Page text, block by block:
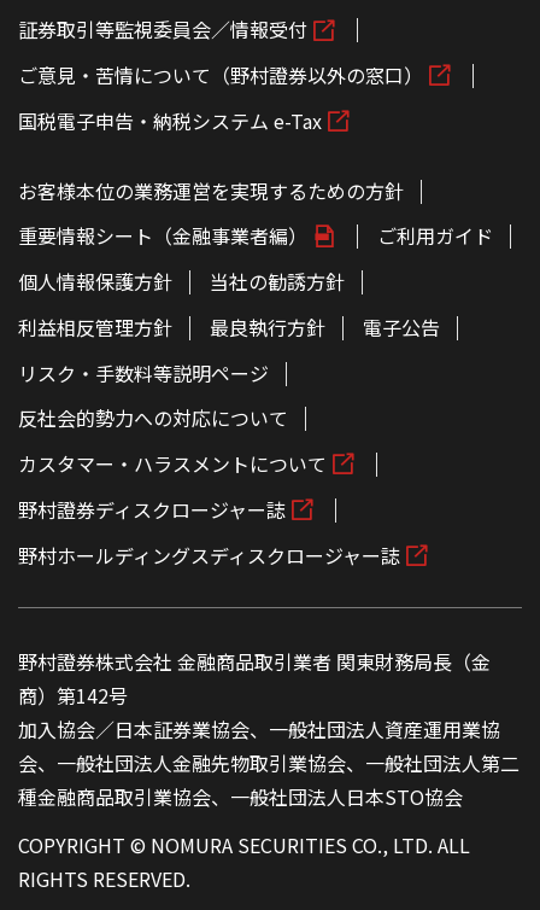
証券取引等監視委員会／情報受付
ご意見・苦情について（野村證券以外の窓口）
国税電子申告・納税システム e-Tax
お客様本位の業務運営を実現するための方針
重要情報シート（金融事業者編）
ご利用ガイド
個人情報保護方針
当社の勧誘方針
利益相反管理方針
最良執行方針
電子公告
リスク・手数料等説明ページ
反社会的勢力への対応について
カスタマー・ハラスメントについて
野村證券ディスクロージャー誌
野村ホールディングスディスクロージャー誌
野村證券株式会社 金融商品取引業者 関東財務局長（金
商）第142号
加入協会／日本証券業協会、一般社団法人資産運用業協
会、一般社団法人金融先物取引業協会、一般社団法人第二
種金融商品取引業協会、一般社団法人日本STO協会
COPYRIGHT © NOMURA SECURITIES CO., LTD. ALL
RIGHTS RESERVED.